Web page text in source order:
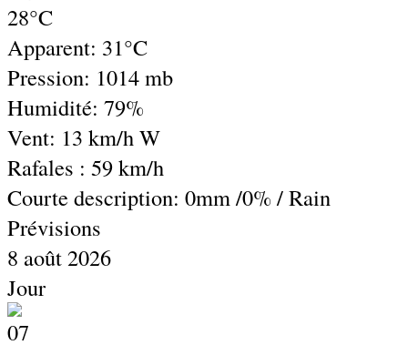
28°C
Apparent: 31°C
Pression: 1014 mb
Humidité: 79%
Vent: 13 km/h W
Rafales : 59 km/h
Courte description: 0mm/0% /Rain
Prévisions
8 août 2026
Jour